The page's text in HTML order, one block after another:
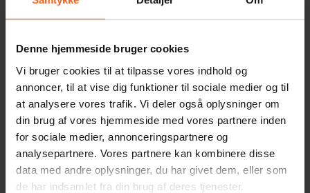
Denne hjemmeside bruger cookies
Vi bruger cookies til at tilpasse vores indhold og
annoncer, til at vise dig funktioner til sociale medier og til
at analysere vores trafik. Vi deler også oplysninger om
din brug af vores hjemmeside med vores partnere inden
for sociale medier, annonceringspartnere og
analysepartnere. Vores partnere kan kombinere disse
data med andre oplysninger, du har givet dem, eller som
de har indsamlet fra din brug af deres tjenester.
Stefan Møller
Servicemontør